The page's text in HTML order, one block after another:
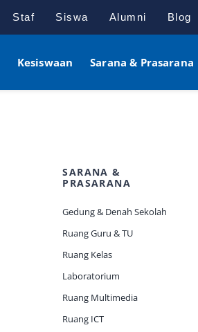
Staf Siswa Alumni Blog
Kesiswaan Sarana & Prasarana
SARANA &
PRASARANA
Gedung & Denah Sekolah
Ruang Guru & TU
Ruang Kelas
Laboratorium
Ruang Multimedia
Ruang ICT